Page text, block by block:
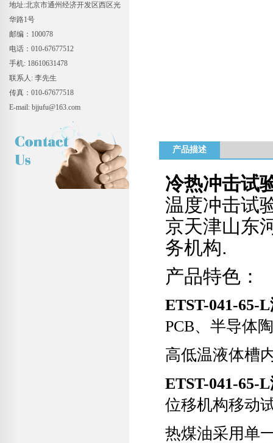
地址:北京市通州经济开发区西区光
华路1号
邮编：100078
电话：010-67677512
手机: 18610631478
联系人: 李先生
传真：010-67677518
E-mail: bjjufu@163.com
产品描述
冷热冲击试
温度冲击试
京天津山东
务机构.
产品特色：
ETST-041-65-
PCB、半导体
高低温液体槽
ETST-041-65-
位移机构移动
热煤油采用单